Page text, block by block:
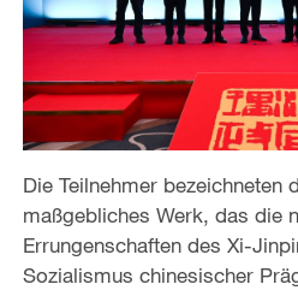
Die Teilnehmer bezeichneten
maßgebliches Werk, das die
Errungenschaften des Xi-
Sozialismus chinesischer